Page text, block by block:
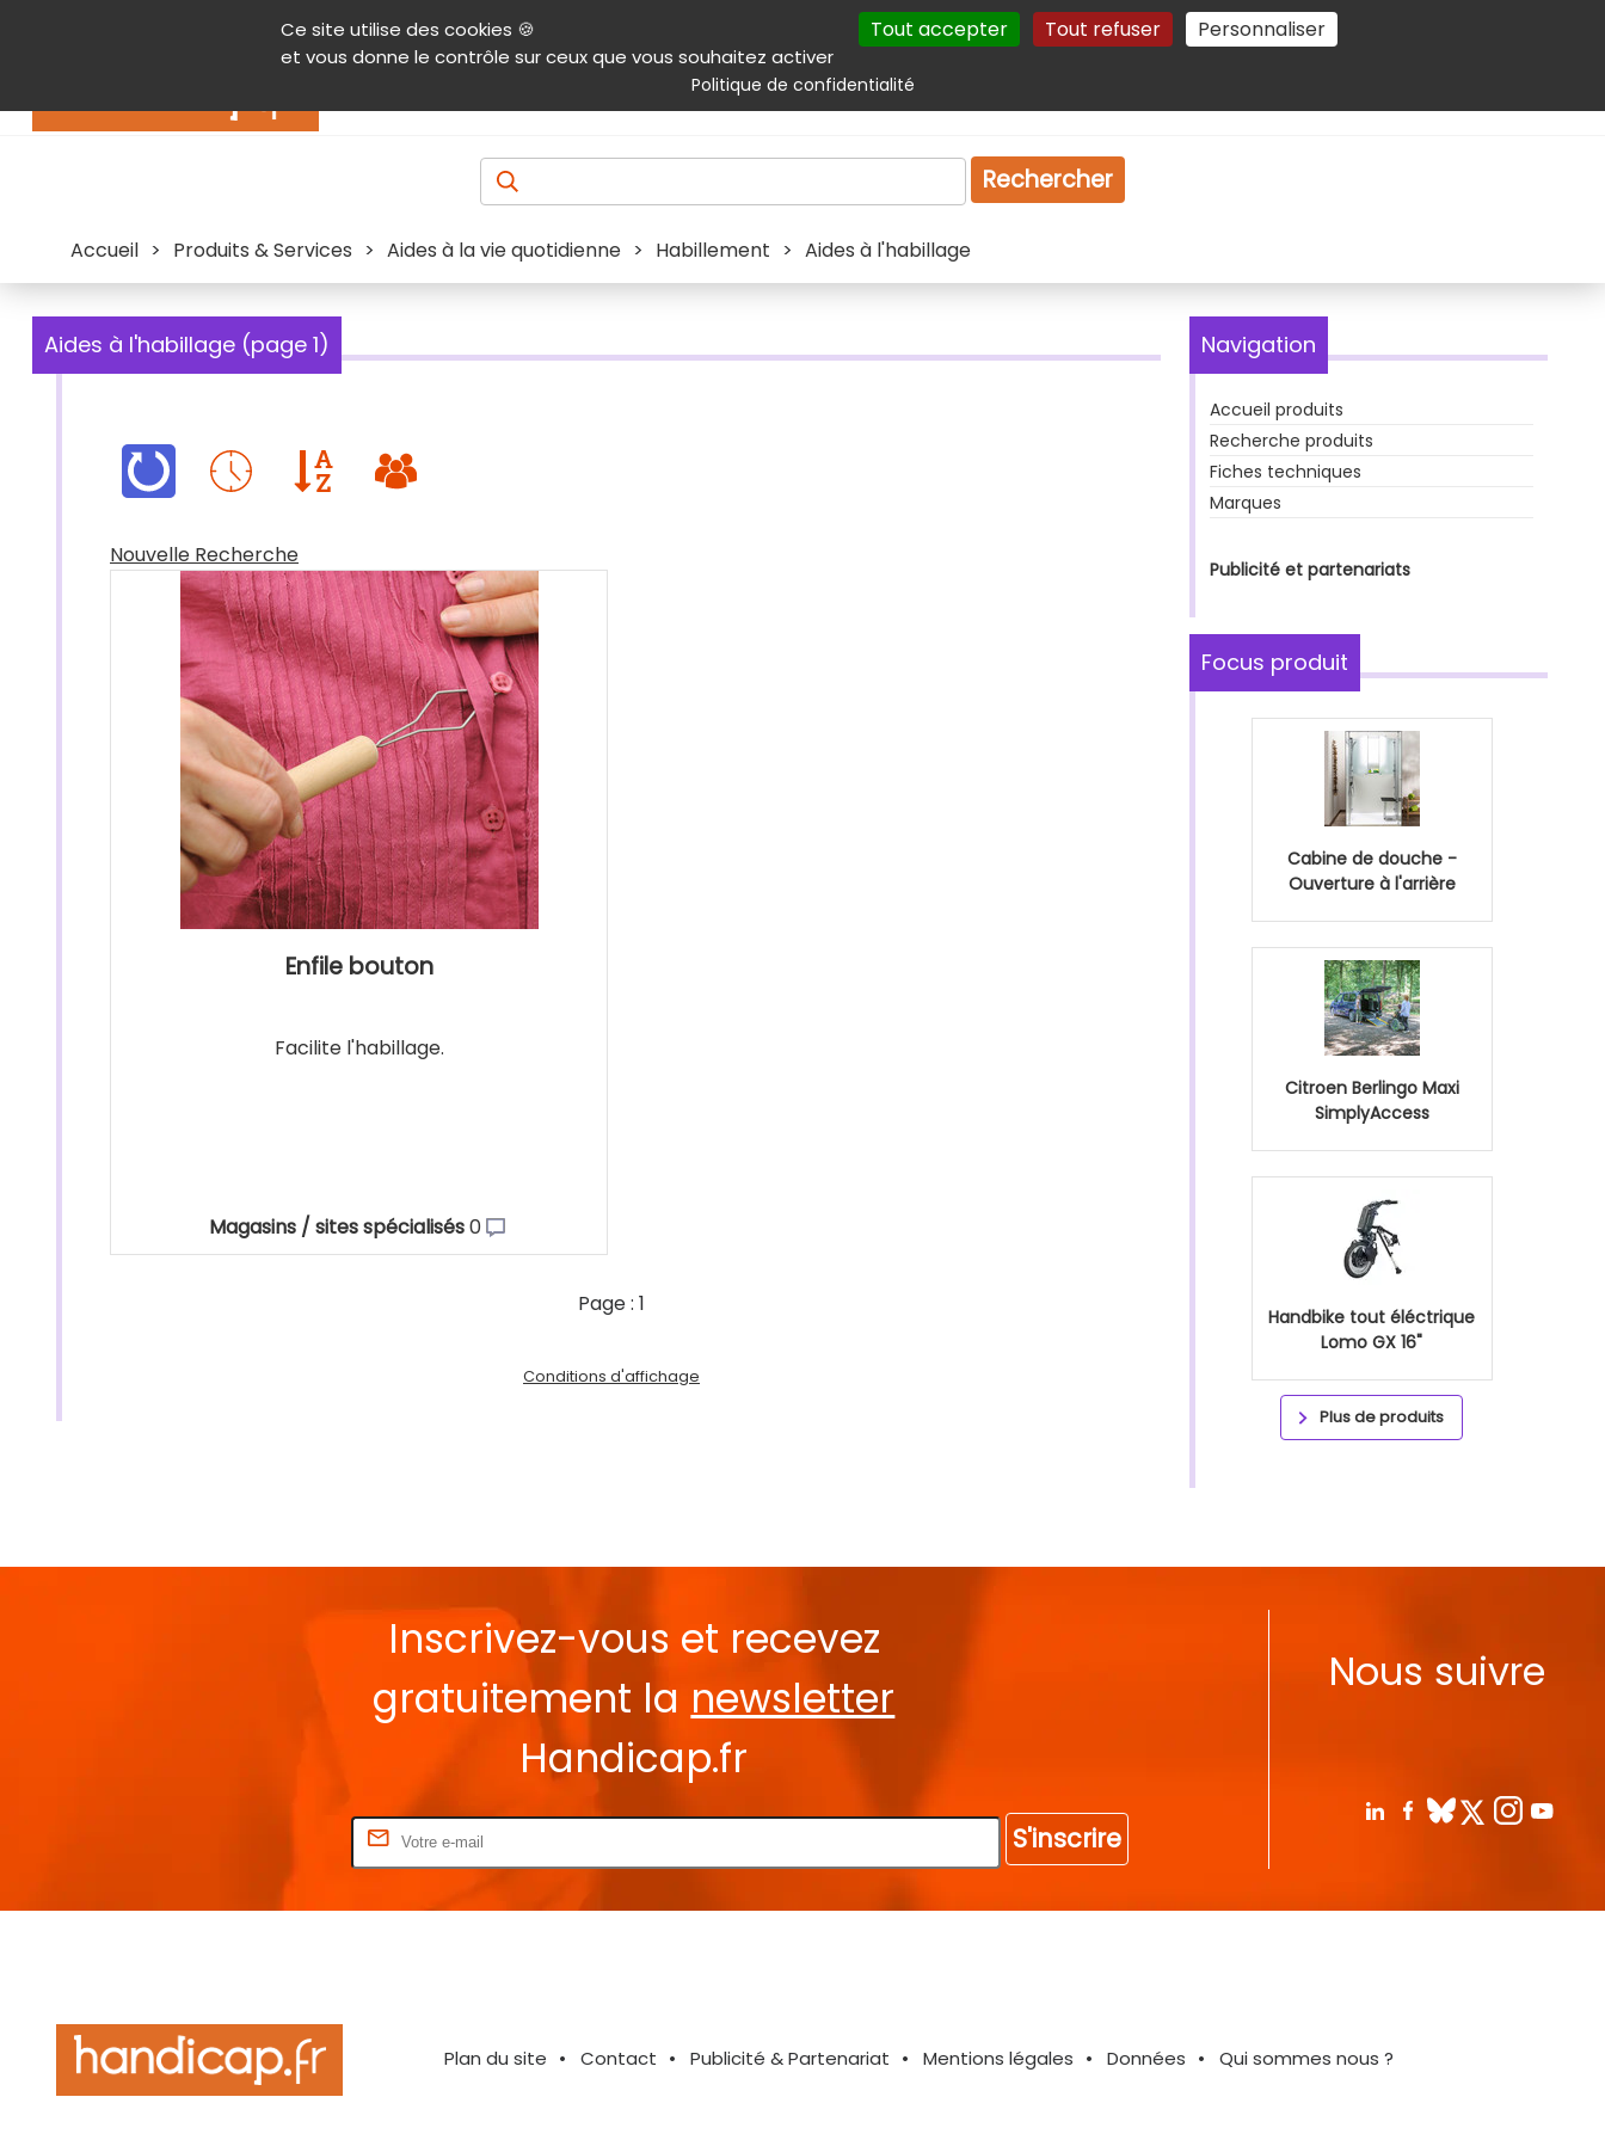
Ce site utilise des cookies 🍪
et vous donne le contrôle sur ceux que vous souhaitez activer
Tout accepter Tout refuser Personnaliser
Politique de confidentialité
Contenu Aide et accessibilité Menu principal Autres services Plan du site Gestion des cookies
Produits & services Emploi Droit
Rechercher
Accueil > Produits & Services > Aides à la vie quotidienne > Habillement > Aides à l'habillage
Aides à l'habillage (page 1)
Nouvelle Recherche
Enfile bouton
Facilite l'habillage.
Magasins / sites spécialisés0
Page : 1
Conditions d'affichage
Navigation
Accueil produits
Recherche produits
Fiches techniques
Marques
Publicité et partenariats
Focus produit
Cabine de douche -
Ouverture à l'arrière
Citroen Berlingo Maxi
SimplyAccess
Handbike tout éléctrique
Lomo GX 16"
Plus de produits
Inscrivez-vous et recevez
gratuitement la newsletter
Handicap.fr
S'inscrire
Nous suivre
Plan du site Contact Publicité & Partenariat Mentions légales Données Qui sommes nous ?